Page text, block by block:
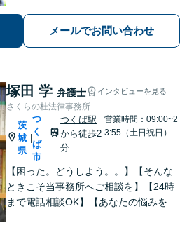
することを心がけています。まずはお
気軽にお問い合わせください。
メールでお問い合わせ
塚田 学 弁護士 インタビューを見る
さくらの杜法律事務所
茨
城
県
つ
く
ば
市
つくば駅
から徒歩2
分
営業時間：09:00~2
3:55（土日祝日）
【困った。どうしよう。。】【そんな
ときこそ当事務所へご相談を】【24時
まで電話相談OK】【あなたの悩みを聞